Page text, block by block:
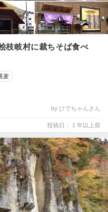
枝岐村に裁ちそば食べ
麦
by ひでちゃんさん
投稿日：１年以上前